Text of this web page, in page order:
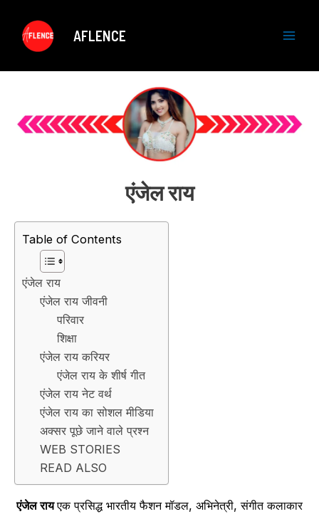
content
AFLENCE
i
एंजेल राय
Table of Contents
एंजेल राय
एंजेल राय जीवनी
परिवार
शिक्षा
एंजेल राय करियर
एंजेल राय के शीर्ष गीत
एंजेल राय नेट वर्थ
एंजेल राय का सोशल मीडिया
अक्सर पूछे जाने वाले प्रश्न
WEB STORIES
READ ALSO
एंजेल रायएक प्रसिद्ध भारतीय फैशन मॉडल, अभिनेत्री, संगीत कलाकार